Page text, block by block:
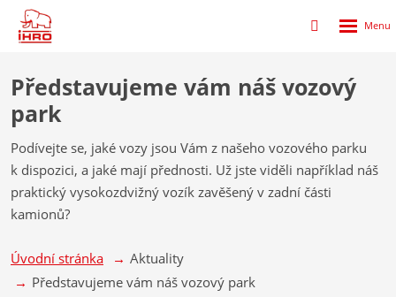
Přihlášení
zóny
Představujeme vám náš vozový
park
Podívejte se, jaké vozy jsou Vám z našeho vozového parku
k dispozici, a jaké mají přednosti. Už jste viděli například náš
praktický vysokozdvižný vozík zavěšený v zadní části
kamionů?
Úvodní stránka
Aktuality
Představujeme vám náš vozový park